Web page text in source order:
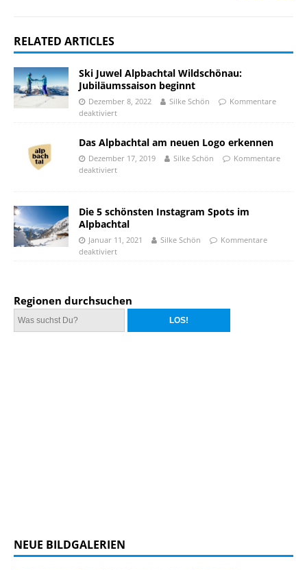
RELATED ARTICLES
Ski Juwel Alpbachtal Wildschönau:
Jubiläumssaison beginnt
Dezember 8, 2022 Silke Schön
Kommentare
deaktiviert
Das Alpbachtal am neuen Logo erkennen
Dezember 17, 2019 Silke Schön
Kommentare
deaktiviert
Die 5 schönsten Instagram Spots im
Alpbachtal
Januar 11, 2021 Silke Schön
Kommentare
deaktiviert
Regionen durchsuchen
NEUE BILDGALERIEN